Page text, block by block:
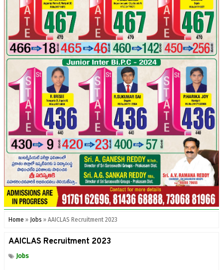
Home » Jobs » AAICLAS Recruitment 2023
AAICLAS Recruitment 2023
Jobs